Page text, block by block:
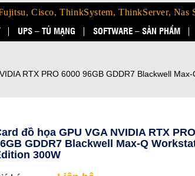
Cisco, ThinkSystem, ThinkServer, Nas
UPS – TỦ MẠNG SOFTWARE – SẢN PHẨM
RTX PRO 6000 96GB GDDR7 Blackwell Max-
đồ họa GPU VGA NVIDIA RTX
GDDR7 Blackwell Max-Q
300W